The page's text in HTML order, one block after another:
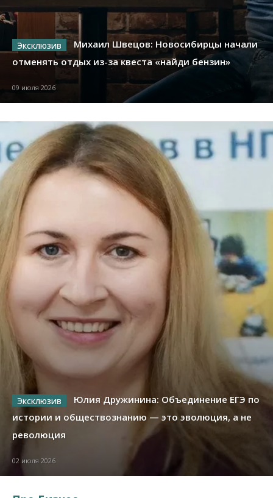
Михаил Швецов: Новосибирцы начали
отменять отдых из-за квеста «найди бензин»
09 июля 2026
Юлия Дружинина: Объединение ЕГЭ по
истории и обществознанию — это эволюция, а не
революция
02 июля 2026